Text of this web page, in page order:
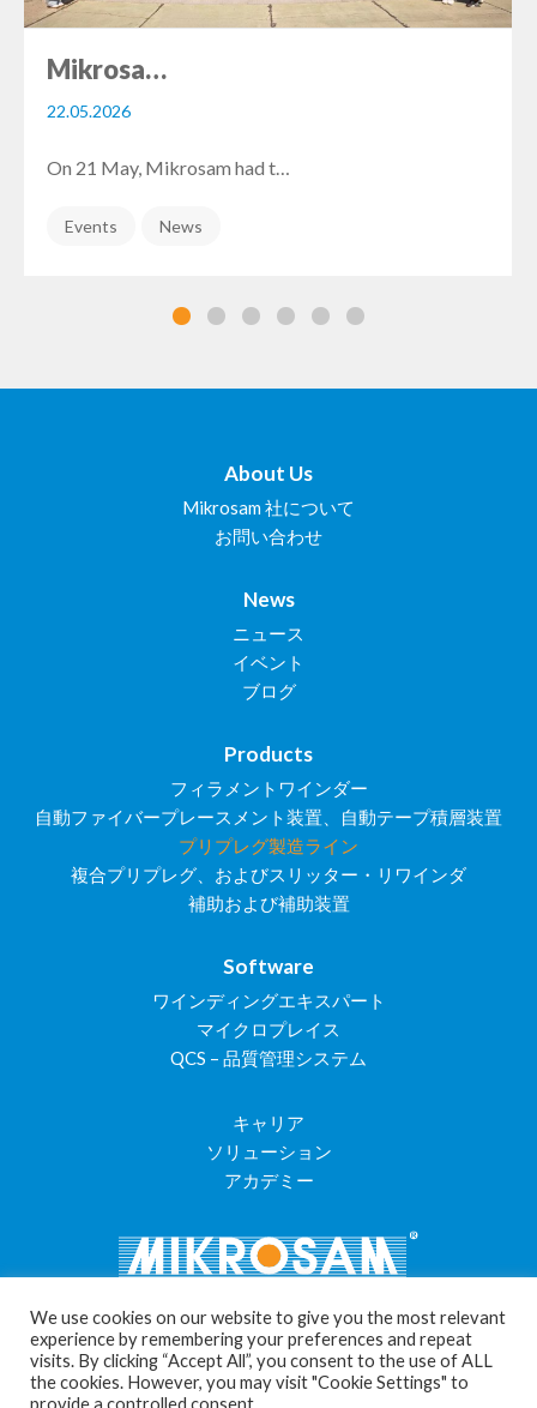
Mikrosa…
22.05.2026
On 21 May, Mikrosam had t…
Events News
About Us
Mikrosam 社について
お問い合わせ
News
ニュース
イベント
ブログ
Products
フィラメントワインダー
自動ファイバープレースメント装置、自動テープ積層装置
プリプレグ製造ライン
複合プリプレグ、およびスリッター・リワインダ
補助および補助装置
Software
ワインディングエキスパート
マイクロプレイス
QCS – 品質管理システム
キャリア
ソリューション
アカデミー
Cookie Settings
We use cookies on our website to give you the most relevant
experience by remembering your preferences and repeat
visits. By clicking “Accept All”, you consent to the use of ALL
the cookies. However, you may visit "Cookie Settings" to
provide a controlled consent.